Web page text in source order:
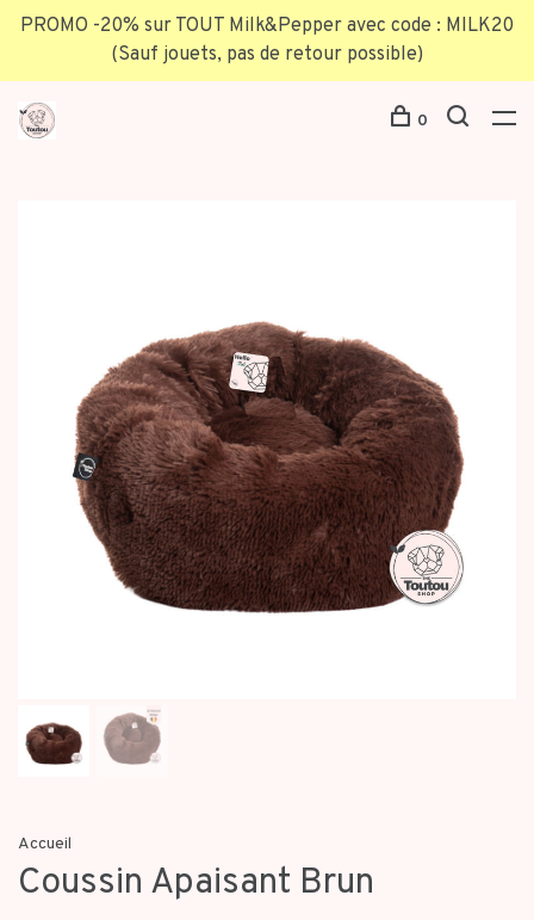
PROMO -20% sur TOUT Milk&Pepper avec code : MILK20
(Sauf jouets, pas de retour possible)
0
Accueil
Coussin Apaisant Brun